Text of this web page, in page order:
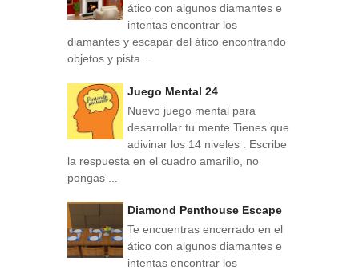
ático con algunos diamantes e
intentas encontrar los
diamantes y escapar del ático encontrando
objetos y pista...
Juego Mental 24
Nuevo juego mental para
desarrollar tu mente Tienes que
adivinar los 14 niveles . Escribe
la respuesta en el cuadro amarillo, no
pongas ...
Diamond Penthouse Escape
Te encuentras encerrado en el
ático con algunos diamantes e
intentas encontrar los